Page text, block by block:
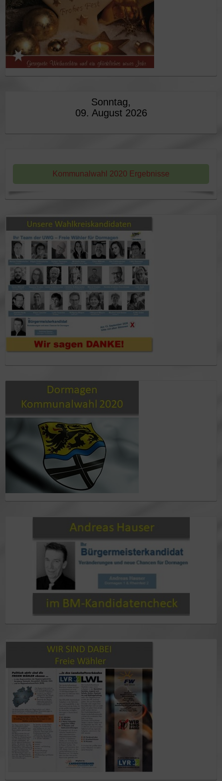
Sonntag,
09. August 2026
Kommunalwahl 2020 Ergebnisse
Steckbrief Andreas Hauser